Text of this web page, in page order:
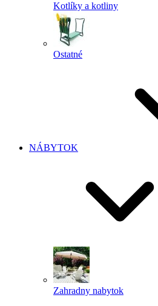
Kotlíky a kotliny
Ostatné
NÁBYTOK
Zahradny nabytok